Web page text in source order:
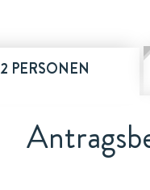
2 PERSONEN